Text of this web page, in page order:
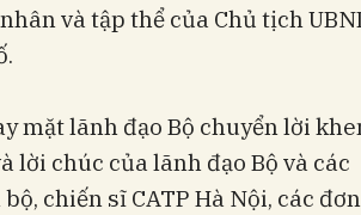
và tập thể của Chủ tịch
mặt lãnh đạo Bộ chuyển lời
lời chúc của lãnh đạo Bộ và các
chiến sĩ CATP Hà Nội, các đơn